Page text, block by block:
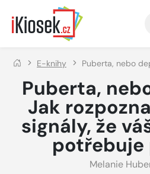
Přejít na hlavní obsah
E-knihy Puberta, nebo
Puberta,
Jak
signály, že
potřebuje
Melanie